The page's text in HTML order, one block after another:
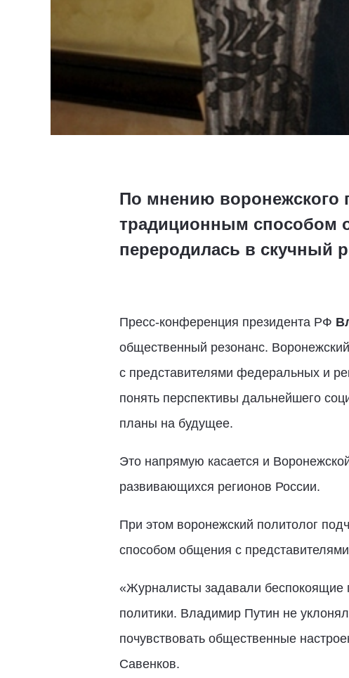
По мнению воронежского
традиционным способом
переродилась в скучный
Пресс-конференция президента РФ
общественный резонанс.
с представителями федеральных и
понять перспективы дальнейшего
планы на будущее.
Это напрямую касается и
развивающихся регионов России.
При этом воронежский политолог
способом общения с
«Журналисты задавали беспокоящие
политики. Владимир Путин не
почувствовать общественные
Савенков.